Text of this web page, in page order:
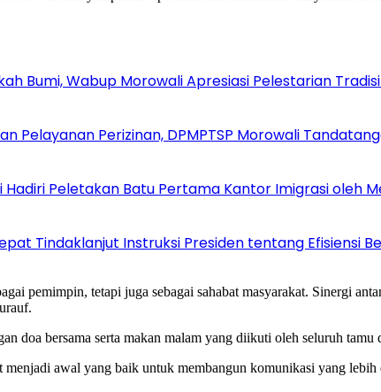
Bumi, Wabup Morowali Apresiasi Pelestarian
Pelayanan Perizinan, DPMPTSP Morowali
Hadiri Peletakan Batu Pertama Kantor Imigrasi oleh
Tindaklanjut Instruksi Presiden tentang Efisiensi
pemimpin, tetapi juga sebagai sahabat masyarakat. Sinergi
doa bersama serta makan malam yang diikuti oleh seluruh tamu
awal yang baik untuk membangun komunikasi yang